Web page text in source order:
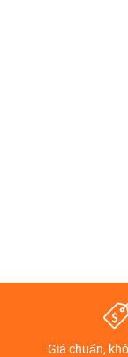
Giá chuẩn,